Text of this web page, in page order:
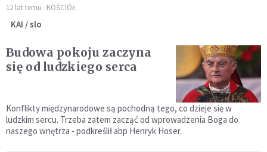
12 lat temu KOŚCIÓŁ
KAI / slo
Budowa pokoju zaczyna
się od ludzkiego serca
Konflikty międzynarodowe są pochodną tego, co dzieje się w
ludzkim sercu. Trzeba zatem zacząć od wprowadzenia Boga do
naszego wnętrza - podkreślił abp Henryk Hoser.